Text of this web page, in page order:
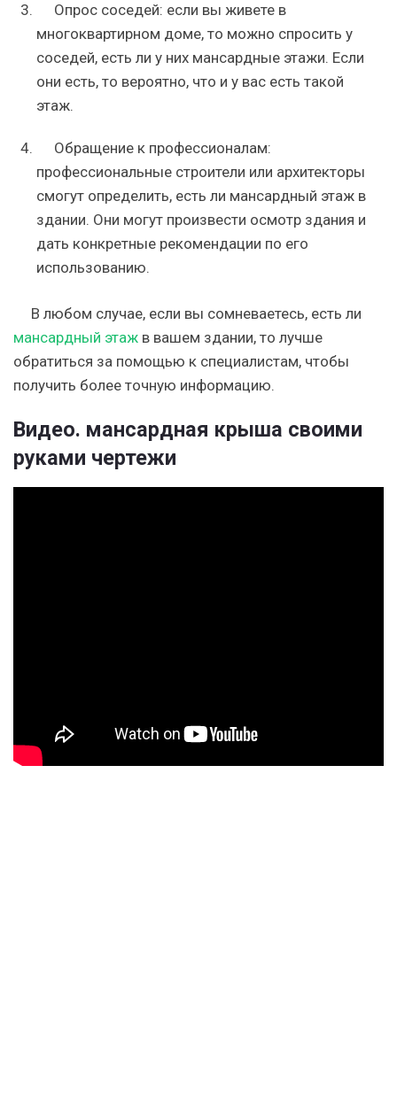
Опрос соседей: если вы живете в
многоквартирном доме, то можно спросить у
соседей, есть ли у них мансардные этажи. Если
они есть, то вероятно, что и у вас есть такой
этаж.
Обращение к профессионалам:
профессиональные строители или архитекторы
смогут определить, есть ли мансардный этаж в
здании. Они могут произвести осмотр здания и
дать конкретные рекомендации по его
использованию.
В любом случае, если вы сомневаетесь, есть ли
мансардный этаж в вашем здании, то лучше
обратиться за помощью к специалистам, чтобы
получить более точную информацию.
Видео. мансардная крыша своими
руками чертежи